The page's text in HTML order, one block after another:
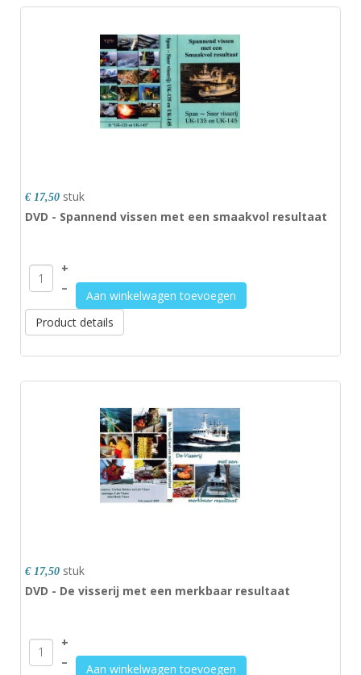
€ 17,50 stuk
DVD - Spannend vissen met een smaakvol resultaat
+
–
Aan winkelwagen toevoegen
Product details
€ 17,50 stuk
DVD - De visserij met een merkbaar resultaat
+
–
Aan winkelwagen toevoegen